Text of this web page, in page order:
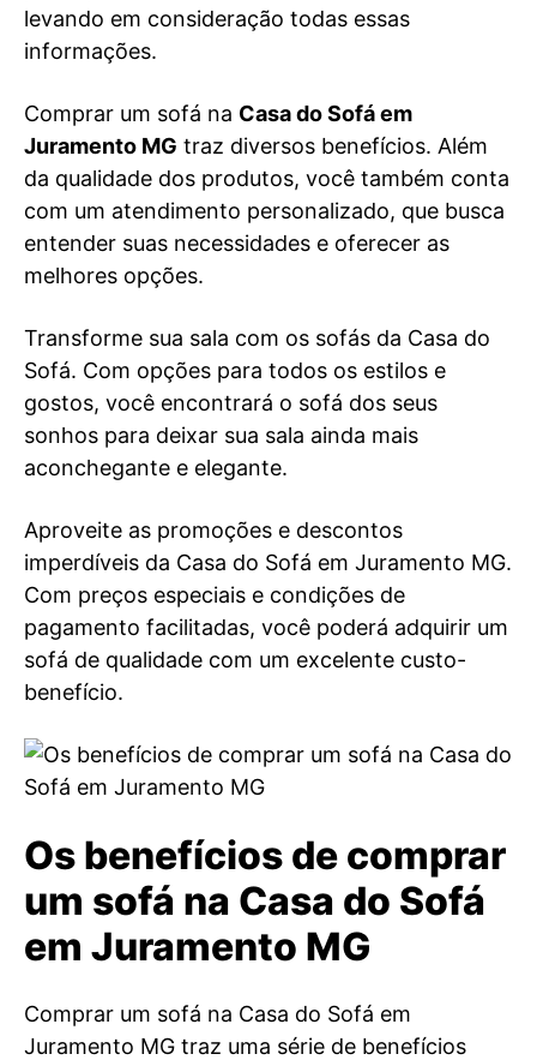
levando em consideração todas essas
informações.
Comprar um sofá na Casa do Sofá em
Juramento MG traz diversos benefícios. Além
da qualidade dos produtos, você também conta
com um atendimento personalizado, que busca
entender suas necessidades e oferecer as
melhores opções.
Transforme sua sala com os sofás da Casa do
Sofá. Com opções para todos os estilos e
gostos, você encontrará o sofá dos seus
sonhos para deixar sua sala ainda mais
aconchegante e elegante.
Aproveite as promoções e descontos
imperdíveis da Casa do Sofá em Juramento MG.
Com preços especiais e condições de
pagamento facilitadas, você poderá adquirir um
sofá de qualidade com um excelente custo-
benefício.
Os benefícios de comprar
um sofá na Casa do Sofá
em Juramento MG
Comprar um sofá na Casa do Sofá em
Juramento MG traz uma série de benefícios